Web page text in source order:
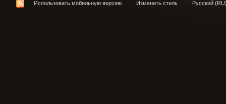
Использовать мобильную версию Изменить стиль Русский